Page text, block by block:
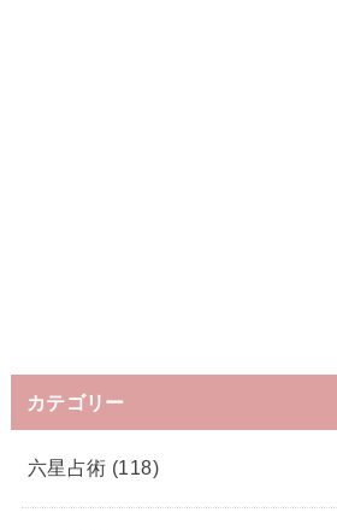
カテゴリー
六星占術 (118)